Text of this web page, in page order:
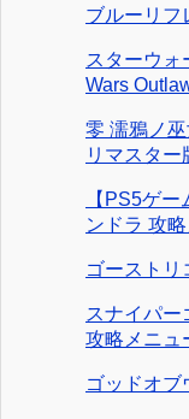
ブルーリフ
スターウォ
Wars
零 濡鴉ノ
リマスター
【PS5ゲ
ンドラ 攻
ゴーストリ
スナイパー
攻略メニュ
ゴッドオブ